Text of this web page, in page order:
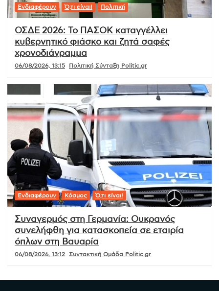
Ενδιαφέρουν Ό,τι είναι! Πολιτική
ΟΣΔΕ 2026: Το ΠΑΣΟΚ καταγγέλλει
κυβερνητικό φιάσκο και ζητά σαφές
χρονοδιάγραμμα
06/08/2026, 13:15 Πολιτική Σύνταξη Politic.gr
Ενδιαφέρουν Κόσμος Ό,τι είναι!
Συναγερμός στη Γερμανία: Ουκρανός
συνελήφθη για κατασκοπεία σε εταιρία
όπλων στη Βαυαρία
06/08/2026, 13:12 Συντακτική Ομάδα Politic.gr